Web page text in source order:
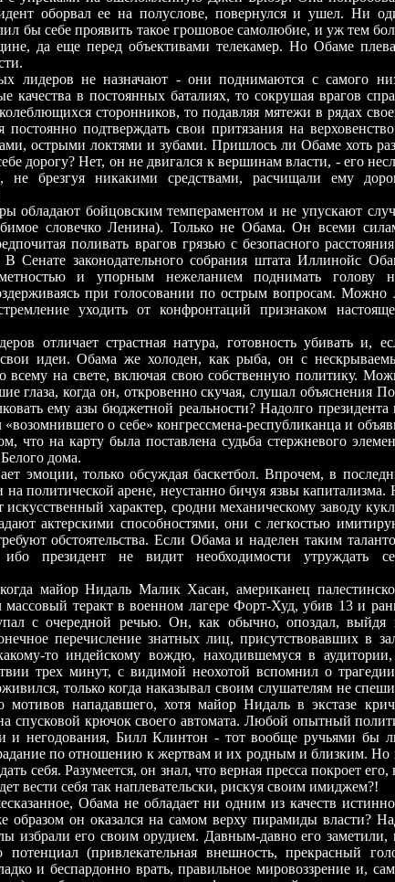
оборвал ее на полуслове, повернулся и ушел. Ни
бы себе проявить такое грошовое самолюбие, и уж тем
да еще перед объективами телекамер. Но Обаме
лидеров не назначают -они поднимаются с самого
качества в постоянных баталиях, то сокрушая врагов
сторонников, то подавляя мятежи в рядах
подтверждать свои притязания на
острыми локтями и зубами. Пришлось ли Обаме хоть
дорогу? Нет, он не двигался к вершинам власти, - его
не брезгуя никакими средствами, расчищали ему
обладают бойцовским темпераментом и не упускают
словечко Ленина). Только не Обама. Он всеми
поливать врагов грязью с безопасного
Сенате законодательного собрания штата Иллинойс
и упорным нежеланием поднимать голову
при голосовании по острым вопросам. Можно
уходить от конфронтаций признаком
отличает страстная натура, готовность убивать и,
свои идеи. Обама же холоден, как рыба, он с
всему на свете, включая свою собственную политику.
глаза, когда он, откровенно скучая, слушал объяснения
ему азы бюджетной реальности? Надолго президента
о себе» конгрессмена-республиканца и
что на карту была поставлена судьба стержневого
дома.
эмоции, только обсуждая баскетбол. Впрочем, в
политической арене, неустанно бичуя язвы капитализма.
характер, сродни механическому заводу
актерскими способностями, они с легкостью
обстоятельства. Если Обама и наделен таким
президент не видит необходимости утруждать
майор Нидаль Малик Хасан, американец
массовый теракт в военном лагере Форт-Худ, убив 13 и
с очередной речью. Он, как обычно, опоздал, выйдя
перечисление знатных лиц, присутствовавших в
то индейскому вождю, находившемуся в
трех минут, с видимой неохотой вспомнил о
только когда наказывал своим слушателям не
мотивов нападавшего, хотя майор Нидаль в экстазе
спусковой крючок своего автомата. Любой опытный
и негодования, Билл Клинтон- тот вообще ручьями бы
по отношению к жертвам и их родным и близким. Но
себя. Разумеется, он знал, что верная пресса покроет его,
вести себя так наплевательски, рискуя своим имиджем?!
Обама не обладает ни одним из качеств
образом он оказался на самом верху пирамиды власти?
избрали его своим орудием. Давным-давно его заметили,
потенциал (привлекательная внешность, прекрасный
и беспардонно врать, правильное мировоззрение и,